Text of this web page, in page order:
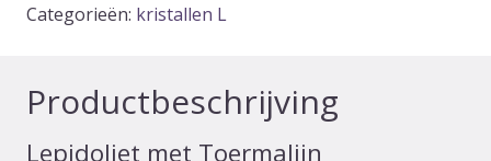
Categorieën: kristallen L
Productbeschrijving
Lepidoliet met Toermalijn